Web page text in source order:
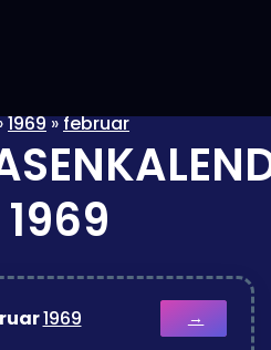
1969»februar
1969
1969 →